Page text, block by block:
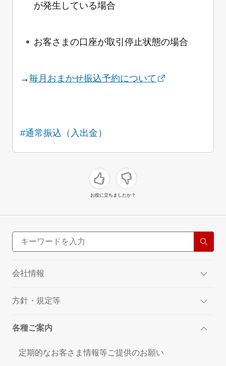
が発生している場合
お客さまの口座が取引停止状態の場合
→毎月おまかせ振込予約について
#通常振込（入出金）
お役に立ちましたか？
会社情報
方針・規定等
各種ご案内
定期的なお客さま情報等ご提供のお願い